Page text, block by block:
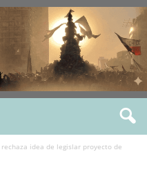
idea de legislar proyecto de